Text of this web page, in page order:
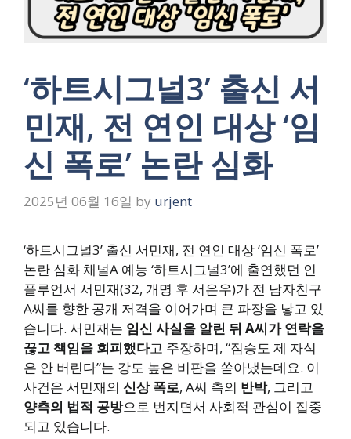
‘하트시그널3’ 출신 서
민재, 전 연인 대상 ‘임
신 폭로’ 논란 심화
2025년 06월 16일 by urjent
‘하트시그널3’ 출신 서민재, 전 연인 대상 ‘임신 폭로’
논란 심화 채널A 예능 ‘하트시그널3’에 출연했던 인
플루언서 서민재(32, 개명 후 서은우)가 전 남자친구
A씨를 향한 공개 저격을 이어가며 큰 파장을 낳고 있
습니다. 서민재는 임신 사실을 알린 뒤 A씨가 연락을
끊고 책임을 회피했다고 주장하며, “짐승도 제 자식
은 안 버린다”는 강도 높은 비판을 쏟아냈는데요. 이
사건은 서민재의 신상 폭로, A씨 측의 반박, 그리고
양측의 법적 공방으로 번지면서 사회적 관심이 집중
되고 있습니다.